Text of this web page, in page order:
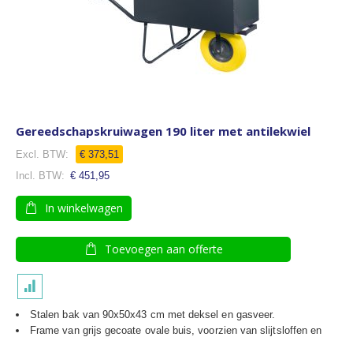
Gereedschapskruiwagen 190 liter met antilekwiel
€ 373,51
€ 451,95
In winkelwagen
Toevoegen aan offerte
Stalen bak van 90x50x43 cm met deksel en gasveer.
Frame van grijs gecoate ovale buis, voorzien van slijtsloffen en